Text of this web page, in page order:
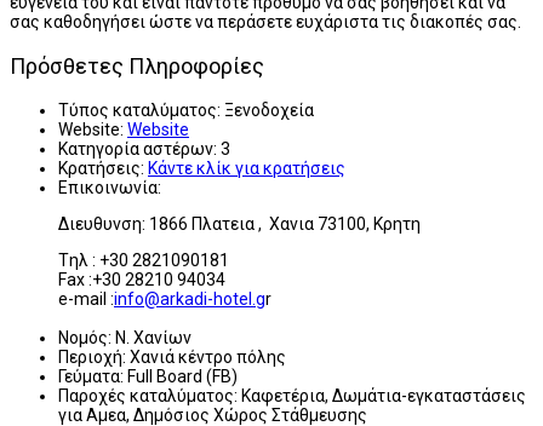
σας καθοδηγήσει ώστε να περάσετε ευχάριστα τις διακοπές σας.
Πρόσθετες Πληροφορίες
Τύπος καταλύματος: Ξενοδοχεία
Website: Website
Κατηγορία αστέρων: 3
Κρατήσεις: Κάντε κλίκ για κρατήσεις
Επικοινωνία:
Διευθυνση: 1866 Πλατεια , Χανια 73100, Κρητη
Tηλ : +30 2821090181
Fax :+30 28210 94034
e-mail :info@arkadi-hotel.gr
Νομός: Ν. Χανίων
Περιοχή: Χανιά κέντρο πόλης
Γεύματα: Full Board (FB)
Παροχές καταλύματος: Καφετέρια, Δωμάτια-εγκαταστάσεις
για Αμεα, Δημόσιος Χώρος Στάθμευσης